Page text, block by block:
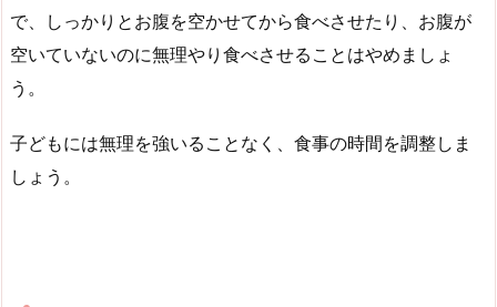
で、しっかりとお腹を空かせてから食べさせたり、お腹が
空いていないのに無理やり食べさせることはやめましょ
う。
子どもには無理を強いることなく、食事の時間を調整しま
しょう。